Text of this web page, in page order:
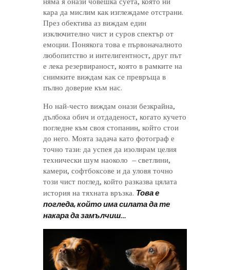
кара да мислим как изглеждаме отстрани.
През обектива аз виждам един
изключително чист и суров спектър от
емоции. Понякога това е първоначалното
любопитство и интелигентност, друг път
е лека резервираност, която в рамките на
снимките виждам как се превръща в
пълно доверие към нас.
Но най-често виждам онази безкрайна,
дълбока обич и отдаденост, когато кучето
погледне към своя стопанин, който стои
до него. Моята задача като фотограф е
точно тази: да успея да изолирам целия
технически шум наоколо – светлини,
камери, софтбоксове и да уловя точно
този чист поглед, който разказва цялата
история на тяхната връзка. Това е
погледа, който има силата да те
накара да замълчиш…